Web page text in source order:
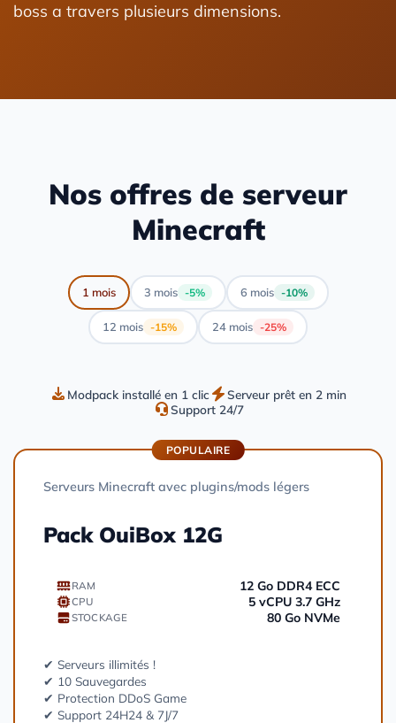
boss a travers plusieurs dimensions.
Nos offres de serveur
Minecraft
1 mois 3 mois -5% 6 mois -10%
12 mois -15% 24 mois -25%
Modpack installé en 1 clic
Serveur prêt en 2 min
Support 24/7
POPULAIRE
Serveurs Minecraft avec plugins/mods légers
Pack OuiBox 12G
RAM 12 Go DDR4 ECC
CPU 5 vCPU 3.7 GHz
STOCKAGE 80 Go NVMe
✔ Serveurs illimités !
✔ 10 Sauvegardes
✔ Protection DDoS Game
✔ Support 24H24 & 7J/7